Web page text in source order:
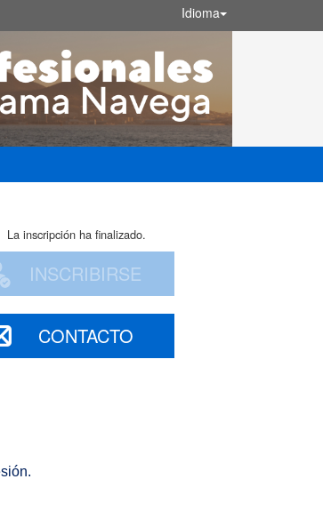
Idioma
La inscripción ha finalizado.
INSCRIBIRSE
CONTACTO